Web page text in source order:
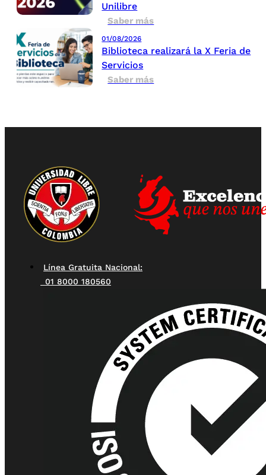
Unilibre
Saber más
01/08/2026
Biblioteca realizará la X Feria de
Servicios
Saber más
Línea Gratuita Nacional:
01 8000 180560